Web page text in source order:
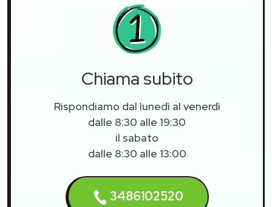
Chiama subito
Rispondiamo dal lunedì al venerdì
dalle 8:30 alle 19:30
il sabato
dalle 8:30 alle 13:00
3486102520